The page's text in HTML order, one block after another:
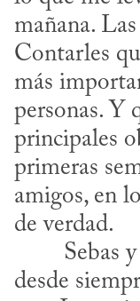
mañana.
Contarles
más
personas. Y
principales
primeras
amigos, en
de verdad.
desde